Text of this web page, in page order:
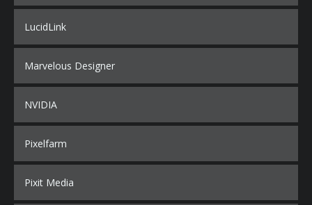
LucidLink
Marvelous Designer
NVIDIA
Pixelfarm
Pixit Media